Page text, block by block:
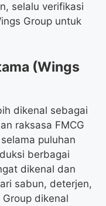
selalu verifikasi
Group untuk
(Wings
dikenal sebagai
raksasa FMCG
puluhan
berbagai
dikenal dan
sabun, deterjen,
dikenal